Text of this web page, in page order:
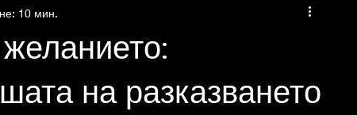
на разказването
10 мин.